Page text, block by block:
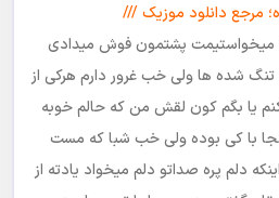
مرجع دانلود موزیک ///
میخواستیمت پشتمون فوش میدادی
شده ها ولی خب غرور دارم هرکی از
یا بگم کون لقش من که حالم خوبه
با کی بوده ولی خب شبا که مست
دلم پره صداتو دلم میخواد یادته از